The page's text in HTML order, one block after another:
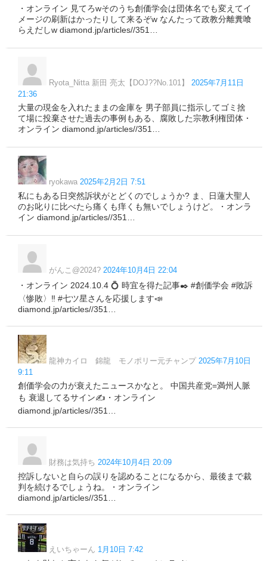
・オンライン 見てろwそのうち創価学会は団体名でも変えてイ
メージの刷新はかったりして来るぞw なんたって政教分離糞喰
らえだしw diamond.jp/articles//351…
Ryota_Nitta 新田 亮太【DOJ??No.101】
2025年7月11日
21:36
大量の現金を入れたままの金庫を 男子部員に指示してゴミ捨
て場に投棄させた過去の事例もある、腐敗した宗教利権団体・
オンライン diamond.jp/articles//351…
ryokawa 2025年2月2日 7:51
私にもある日突然訴状がとどくのでしょうか? ま、日蓮大聖人
のお叱りに比べたら痛くも痒くも無いでしょうけど。・オンラ
イン diamond.jp/articles//351…
がんこ@2024? 2024年10月4日 22:04
・オンライン 2024.10.4 💍 時宜を得た記事✒️ #創価学会 #敗訴
〈惨敗〉‼️ #七ツ星さんを応援します📣
diamond.jp/articles//351…
龍神カイロ 錦龍 モノポリー元チャンプ 2025年7月10日
9:11
創価学会の力が衰えたニュースかなと。 中国共産党=満州人脈
も 衰退してるサイン✍️・オンライン
diamond.jp/articles//351…
財務は気持ち 2024年10月4日 20:09
控訴しないと自らの誤りを認めることになるから、最後まで裁
判を続けるでしょうね。・オンライン
diamond.jp/articles//351…
えいちゃーん 1月10日 7:42